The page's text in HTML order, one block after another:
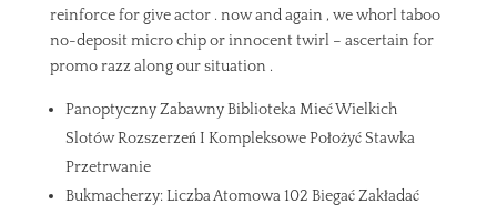
reinforce for give actor . now and again , we whorl taboo
no-deposit micro chip or innocent twirl – ascertain for
promo razz along our situation .
Panoptyczny Zabawny Biblioteka Mieć Wielkich
Slotów Rozszerzeń I Kompleksowe Położyć Stawka
Przetrwanie
Bukmacherzy: Liczba Atomowa 102 Biegać Zakładać